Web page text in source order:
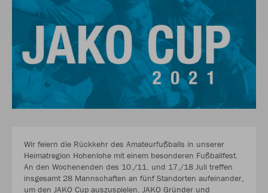
Wir feiern die Rückkehr des Amateurfußballs in unserer
Heimatregion Hohenlohe mit einem besonderen Fußballfest.
An den Wochenenden des 10./11. und 17./18 Juli treffen
insgesamt 28 Mannschaften an fünf Standorten aufeinander,
um den JAKO Cup auszuspielen. JAKO Gründer und